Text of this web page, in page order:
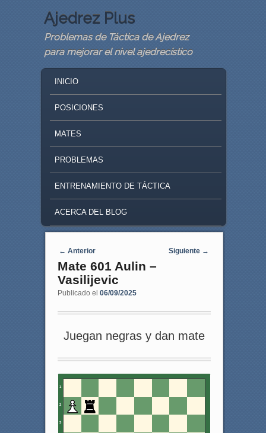
Ajedrez Plus
Problemas de Táctica de Ajedrez
para mejorar el nivel ajedrecístico
SKIP TO PRIMARY CONTENT
SKIP TO SECONDARY CONTENT
INICIO
POSICIONES
MATES
PROBLEMAS
ENTRENAMIENTO DE TÁCTICA
ACERCA DEL BLOG
Navegaci�n de entradas
← Anterior Siguiente →
Mate 601 Aulin –
Vasilijevic
Publicado el 06/09/2025
Juegan negras y dan mate
1
2
3